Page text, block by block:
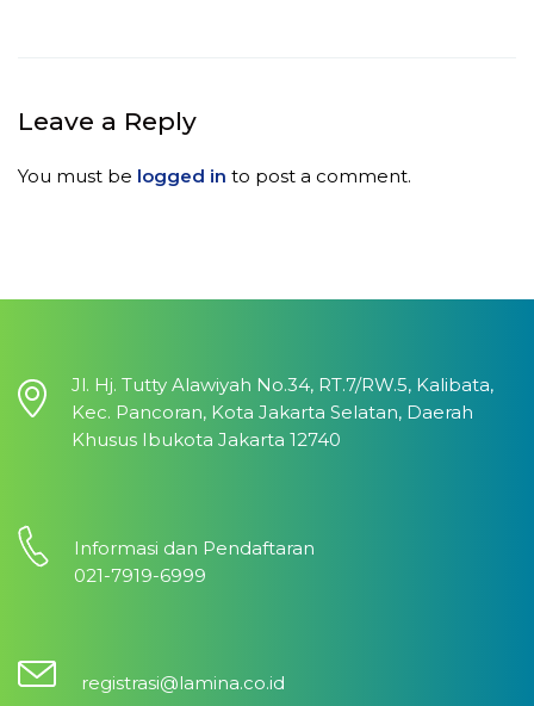
Leave a Reply
You must be logged in to post a comment.
Jl. Hj. Tutty Alawiyah No.34, RT.7/RW.5, Kalibata,
Kec. Pancoran, Kota Jakarta Selatan, Daerah
Khusus Ibukota Jakarta 12740
Informasi dan Pendaftaran
021-7919-6999
registrasi@lamina.co.id